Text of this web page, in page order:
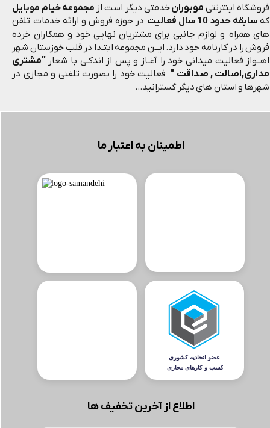
فروشگاه اینترنتی موبورانخدمتی دیگر است از مجموعه خیام موبایل
که سابقه حدود 10 سال فعالیت
در حوزه فروش و ارائه خدمات تلفن
های همراه و لوازم جانبی برای مشتریان نهایی خود و همکاران خرده
فروش را در کارنامه خود دارد. ایــن مجموعه ابتـدا در قلب خوزستان شهر
اهــواز فعالیت میدانی خود را آغـاز و پس از اندکـی با شعار "مشتری
مداری,اصالت , صداقت " فعالیت خود را بصورت تلفنی و مجازی در
شهرها و استان های دیگر گسترانید...
اطمینان به اعتبار ما
اطلاع از آخرین تخفیف ها